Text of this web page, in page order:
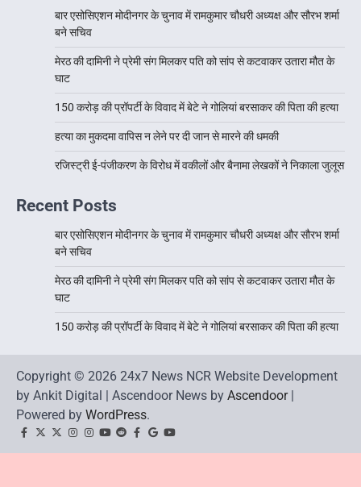
बार एसोसिएशन मोदीनगर के चुनाव में रामकुमार चौधरी अध्यक्ष और सौरभ शर्मा
बने सचिव
मेरठ की दामिनी ने प्रेमी संग मिलकर पति को सांप से कटवाकर उतारा मौत के
घाट
150 करोड़ की प्रॉपर्टी के विवाद में बेटे ने गोलियां बरसाकर की पिता की हत्या
हत्या का मुकदमा वापिस न लेने पर दी जान से मारने की धमकी
रजिस्ट्री ई-पंजीकरण के विरोध में वकीलों और बैनामा लेखकों ने निकाला जुलूस
Recent Posts
बार एसोसिएशन मोदीनगर के चुनाव में रामकुमार चौधरी अध्यक्ष और सौरभ शर्मा
बने सचिव
मेरठ की दामिनी ने प्रेमी संग मिलकर पति को सांप से कटवाकर उतारा मौत के
घाट
150 करोड़ की प्रॉपर्टी के विवाद में बेटे ने गोलियां बरसाकर की पिता की हत्या
Copyright © 2026 24x7 News NCR Website Development
by Ankit Digital | Ascendoor News by Ascendoor|
Powered by WordPress.
facebook
Twitter
twitterInstagram
instagram
YouTube
redditFacebook
googleyoutube